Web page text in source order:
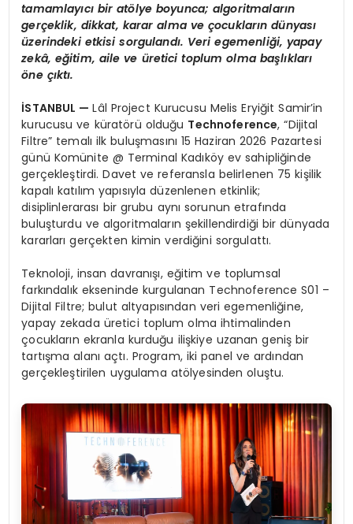
tamamlayıcı bir atölye boyunca; algoritmaların
gerçeklik, dikkat, karar alma ve çocukların dünyası
üzerindeki etkisi sorgulandı. Veri egemenliği, yapay
zekâ, eğitim, aile ve üretici toplum olma başlıkları
öne çıktı.
İSTANBUL —Lâl Project Kurucusu Melis Eryiğit Samir’in
kurucusu ve küratörü olduğu Technoference, “Dijital
Filtre” temalı ilk buluşmasını 15 Haziran 2026 Pazartesi
günü Komünite @ Terminal Kadıköy ev sahipliğinde
gerçekleştirdi. Davet ve referansla belirlenen 75 kişilik
kapalı katılım yapısıyla düzenlenen etkinlik;
disiplinlerarası bir grubu aynı sorunun etrafında
buluşturdu ve algoritmaların şekillendirdiği bir dünyada
kararları gerçekten kimin verdiğini sorgulattı.
Teknoloji, insan davranışı, eğitim ve toplumsal
farkındalık ekseninde kurgulanan Technoference S01 –
Dijital Filtre; bulut altyapısından veri egemenliğine,
yapay zekada üretici toplum olma ihtimalinden
çocukların ekranla kurduğu ilişkiye uzanan geniş bir
tartışma alanı açtı. Program, iki panel ve ardından
gerçekleştirilen uygulama atölyesinden oluştu.